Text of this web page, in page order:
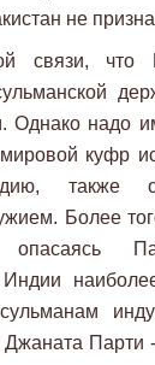
не
связи, что
Однако надо
куфр
также
Более
Парти